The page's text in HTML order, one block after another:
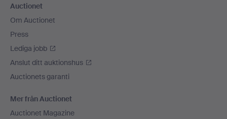
Auctionet
Om Auctionet
Press
Lediga jobb
Anslut ditt auktionshus
Auctionets garanti
Mer från Auctionet
Auctionet Magazine